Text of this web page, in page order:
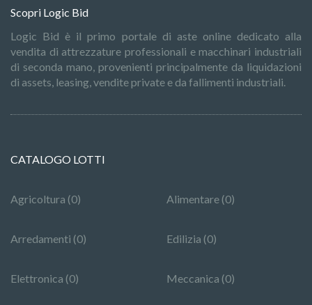
Scopri Logic Bid
Logic Bid è il primo portale di aste online dedicato alla
vendita di attrezzature professionali e macchinari industriali
di seconda mano, provenienti principalmente da liquidazioni
di assets, leasing, vendite private e da fallimenti industriali.
CATALOGO LOTTI
Agricoltura (0) Alimentare (0)
Arredamenti (0) Edilizia (0)
Elettronica (0) Meccanica (0)